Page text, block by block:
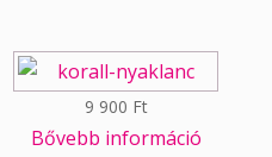
9 900 Ft
Bővebb információ